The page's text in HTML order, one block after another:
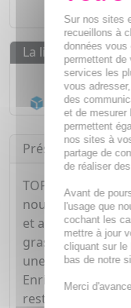
Paiement en
La livraison
Livraison
Présentation
TOPIALYSE
nourrir et
et abîmées. Sa
grasse (27%) et
une nutrition
Enrichie en
restaure la
Sur nos sites
recueillons à
données vous
permettent de
services les
vous
des
et de
permettent
nos sites à
partage de
de réaliser
Avant de
l'usage que
cochant les
mettre à jour
cliquant sur le
bas de notre
Merci